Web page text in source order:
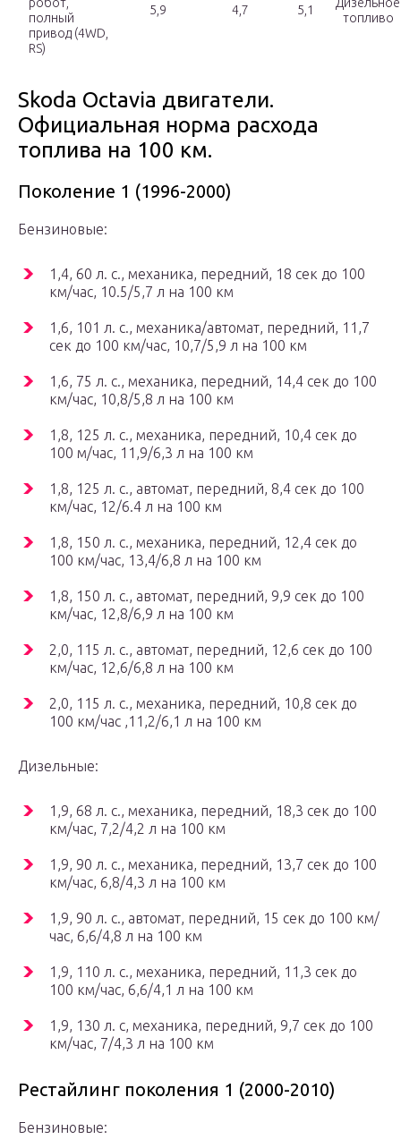
полный
привод (4WD,
RS)
5,9 4,7 5,1
топливо
Skoda Octavia двигатели.
Официальная норма расхода
топлива на 100 км.
Поколение 1 (1996-2000)
Бензиновые:
1,4, 60 л. с., механика, передний, 18 сек до 100
км/час, 10.5/5,7 л на 100 км
1,6, 101 л. с., механика/автомат, передний, 11,7
сек до 100 км/час, 10,7/5,9 л на 100 км
1,6, 75 л. с., механика, передний, 14,4 сек до 100
км/час, 10,8/5,8 л на 100 км
1,8, 125 л. с., механика, передний, 10,4 сек до
100 м/час, 11,9/6,3 л на 100 км
1,8, 125 л. с., автомат, передний, 8,4 сек до 100
км/час, 12/6.4 л на 100 км
1,8, 150 л. с., механика, передний, 12,4 сек до
100 км/час, 13,4/6,8 л на 100 км
1,8, 150 л. с., автомат, передний, 9,9 сек до 100
км/час, 12,8/6,9 л на 100 км
2,0, 115 л. с., автомат, передний, 12,6 сек до 100
км/час, 12,6/6,8 л на 100 км
2,0, 115 л. с., механика, передний, 10,8 сек до
100 км/час ,11,2/6,1 л на 100 км
Дизельные:
1,9, 68 л. с., механика, передний, 18,3 сек до 100
км/час, 7,2/4,2 л на 100 км
1,9, 90 л. с., механика, передний, 13,7 сек до 100
км/час, 6,8/4,3 л на 100 км
1,9, 90 л. с., автомат, передний, 15 сек до 100 км/
час, 6,6/4,8 л на 100 км
1,9, 110 л. с., механика, передний, 11,3 сек до
100 км/час, 6,6/4,1 л на 100 км
1,9, 130 л. с, механика, передний, 9,7 сек до 100
км/час, 7/4,3 л на 100 км
Рестайлинг поколения 1 (2000-2010)
Бензиновые: